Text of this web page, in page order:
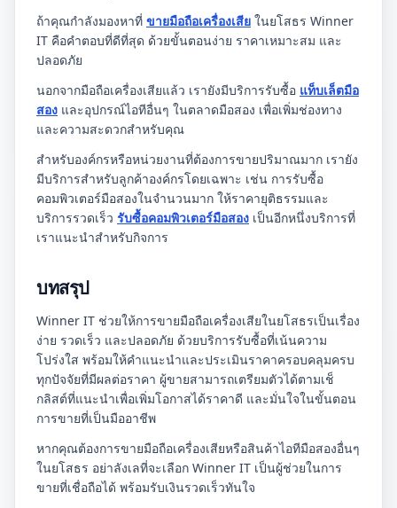
ถ้าคุณกำลังมองหาที่ ขายมือถือเครื่องเสีย ในยโสธร Winner
IT คือคำตอบที่ดีที่สุด ด้วยขั้นตอนง่าย ราคาเหมาะสม และ
ปลอดภัย
นอกจากมือถือเครื่องเสียแล้ว เรายังมีบริการรับซื้อ แท็บเล็ตมือ
สอง และอุปกรณ์ไอทีอื่นๆ ในตลาดมือสอง เพื่อเพิ่มช่องทาง
และความสะดวกสำหรับคุณ
สำหรับองค์กรหรือหน่วยงานที่ต้องการขายปริมาณมาก เรายัง
มีบริการสำหรับลูกค้าองค์กรโดยเฉพาะ เช่น การรับซื้อ
คอมพิวเตอร์มือสองในจำนวนมาก ให้ราคายุติธรรมและ
บริการรวดเร็ว รับซื้อคอมพิวเตอร์มือสอง เป็นอีกหนึ่งบริการที่
เราแนะนำสำหรับกิจการ
บทสรุป
Winner IT ช่วยให้การขายมือถือเครื่องเสียในยโสธรเป็นเรื่อง
ง่าย รวดเร็ว และปลอดภัย ด้วยบริการรับซื้อที่เน้นความ
โปร่งใส พร้อมให้คำแนะนำและประเมินราคาครอบคลุมครบ
ทุกปัจจัยที่มีผลต่อราคา ผู้ขายสามารถเตรียมตัวได้ตามเช็
กลิสต์ที่แนะนำเพื่อเพิ่มโอกาสได้ราคาดี และมั่นใจในขั้นตอน
การขายที่เป็นมืออาชีพ
หากคุณต้องการขายมือถือเครื่องเสียหรือสินค้าไอทีมือสองอื่นๆ
ในยโสธร อย่าลังเลที่จะเลือก Winner IT เป็นผู้ช่วยในการ
ขายที่เชื่อถือได้ พร้อมรับเงินรวดเร็วทันใจ